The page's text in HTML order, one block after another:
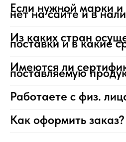
Если нужной марки
нет на сайте и в
Из каких стран
поставки и в какие
Имеются ли
поставляемую
Работаете с физ.
Как оформить заказ?